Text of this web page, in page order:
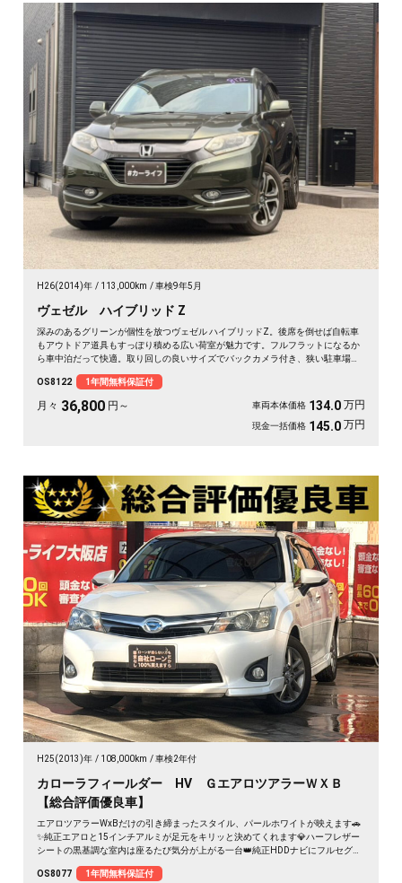
H26(2014)年 113,000km 車検9年5月
ヴェゼル ハイブリッド Z
深みのあるグリーンが個性を放つヴェゼル ハイブリッドZ。後席を倒せば自転車
もアウトドア道具もすっぽり積める広い荷室が魅力です。フルフラットになるか
ら車中泊だって快適。取り回しの良いサイズでバックカメラ付き、狭い駐車場も
コーダー付きで万が一の時も映像で安心。走りに彩りを添える一台です《1年保
証付》🚗✨💚💺😎
OS8122 1年間無料保証付
月々 36,800 円～ 車両本体価格 134.0 万円
現金一括価格 145.0 万円
H25(2013)年 108,000km 車検2年付
カローラフィールダー HV ＧエアロツアラーＷＸＢ
【総合評価優良車】
エアロツアラーWxBだけの引き締まったスタイル、パールホワイトが映えます🚗
✨純正エアロと15インチアルミが足元をキリッと決めてくれます💎ハーフレザー
シートの黒基調な室内は座るたび気分が上がる一台👑純正HDDナビにフルセグ
も、これ一台で気持ちよく走り出せます🎵《1年保証付》
OS8077 1年間無料保証付